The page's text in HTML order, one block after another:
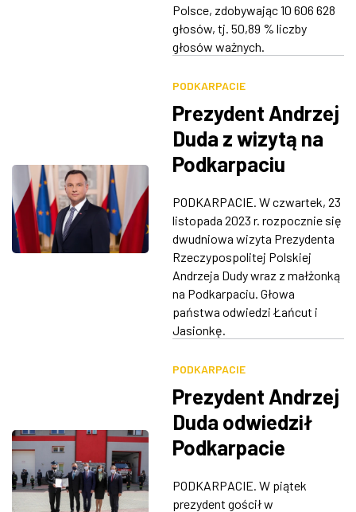
Polsce, zdobywając 10 606 628
głosów, tj. 50,89 % liczby
głosów ważnych.
PODKARPACIE
Prezydent Andrzej
Duda z wizytą na
Podkarpaciu
PODKARPACIE. W czwartek, 23
listopada 2023 r. rozpocznie się
dwudniowa wizyta Prezydenta
Rzeczypospolitej Polskiej
Andrzeja Dudy wraz z małżonką
na Podkarpaciu. Głowa
państwa odwiedzi Łańcut i
Jasionkę.
PODKARPACIE
Prezydent Andrzej
Duda odwiedził
Podkarpacie
PODKARPACIE. W piątek
prezydent gościł w